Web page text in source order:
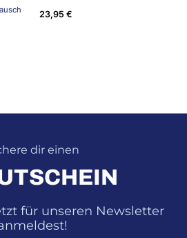
23,95 €
dir einen
für unseren Newsletter